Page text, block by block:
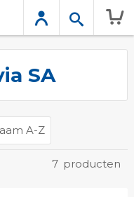
SA
7 producten